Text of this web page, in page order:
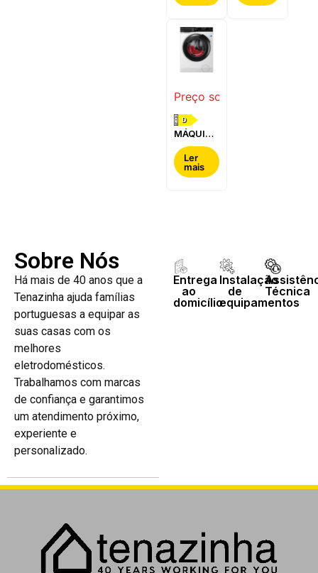
Preço sob consulta
D
MÁQUINA
DE LAVAR
E SECAR
ROUPA
AEG -
Ler
mais
Sobre Nós
Há mais de 40 anos que a
Tenazinha ajuda famílias
portuguesas a equipar as
suas casas com os
melhores
eletrodomésticos.
Trabalhamos com marcas
de confiança e garantimos
um atendimento próximo,
experiente e
personalizado.
Entrega
ao
domicílio
Instalação
de
equipamentos
Técnica